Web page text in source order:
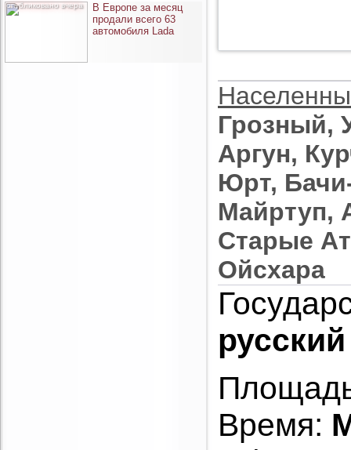
опубликовано вчера
В Европе за месяц
продали всего 63
автомобиля Lada
Грозный,
Аргун,
Юрт,
Майртуп,
Старые
Ойсхара
русский
Время: